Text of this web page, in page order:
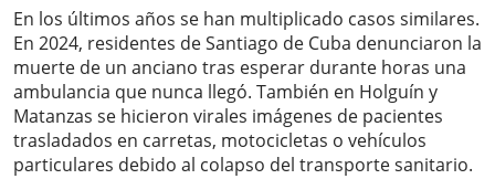
En los últimos años se han multiplicado casos similares.
En 2024, residentes de Santiago de Cuba denunciaron la
muerte de un anciano tras esperar durante horas una
ambulancia que nunca llegó. También en Holguín y
Matanzas se hicieron virales imágenes de pacientes
trasladados en carretas, motocicletas o vehículos
particulares debido al colapso del transporte sanitario.